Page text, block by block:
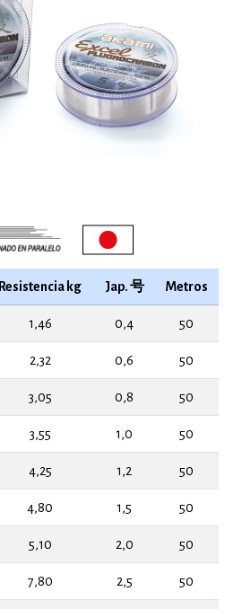
Resistencia kg Jap. 号 Metros
1,46 0,4 50
2,32 0,6 50
3,05 0,8 50
3,55 1,0 50
4,25 1,2 50
4,80 1,5 50
5,10 2,0 50
7,80 2,5 50